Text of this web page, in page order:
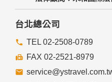
台北總公司
TEL 02-2508-0789
FAX 02-2521-8979